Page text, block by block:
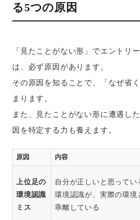
る5つの原因
「見たことがない形」でエントリ
は、必ず原因があります。
その原因を知ることで、「なぜ省
まります。
また、見たことがない形に遭遇し
因を特定する力も養えます。
原因 内容
上位足の
環境認識
ミス
自分が正しいと思ってい
環境認識が、実際の環境
乖離している